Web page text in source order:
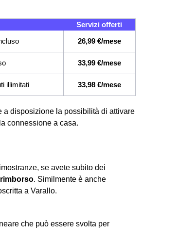
Servizi offerti
26,99 €/mese
33,99 €/mese
illimitati 33,98 €/mese
a disposizione la possibilità di attivare
connessione a casa.
se avete subito dei
. Similmente è anche
a Varallo.
che può essere svolta per